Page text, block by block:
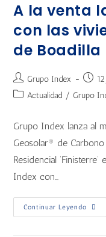
A la venta
con las
de Boadilla
Grupo Index
Actualidad / Grupo
Grupo Index lanza al
Geosolar® de
Residencial
Index con…
Continuar Leyendo